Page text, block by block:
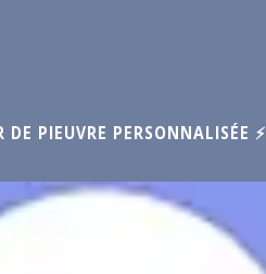
DE PIEUVRE PERSONNALISÉE ⚡